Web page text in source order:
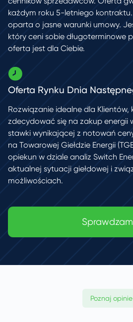
każdym roku 5-letniego
oparta o jasne warunki umowy.
który ceni sobie długoterminowe
oferta jest dla Ciebie.
Oferta Rynku Dnia
Rozwiązanie idealne dla Klientów,
zdecydować się na zakup energii
stawki wynikającej z notowań
na Towarowej Giełdzie Energii
opiekun w dziale analiz Switch
aktualnej sytuacji giełdowej i
możliwościach.
Sprawdzam
Poznaj opinie